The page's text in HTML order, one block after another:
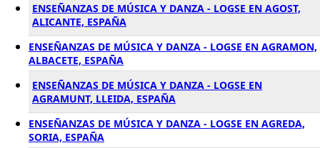
ENSEÑANZAS DE MÚSICA Y DANZA - LOGSE EN AGOST,
ALICANTE, ESPAÑA
ENSEÑANZAS DE MÚSICA Y DANZA - LOGSE EN AGRAMON,
ALBACETE, ESPAÑA
ENSEÑANZAS DE MÚSICA Y DANZA - LOGSE EN
AGRAMUNT, LLEIDA, ESPAÑA
ENSEÑANZAS DE MÚSICA Y DANZA - LOGSE EN AGREDA,
SORIA, ESPAÑA